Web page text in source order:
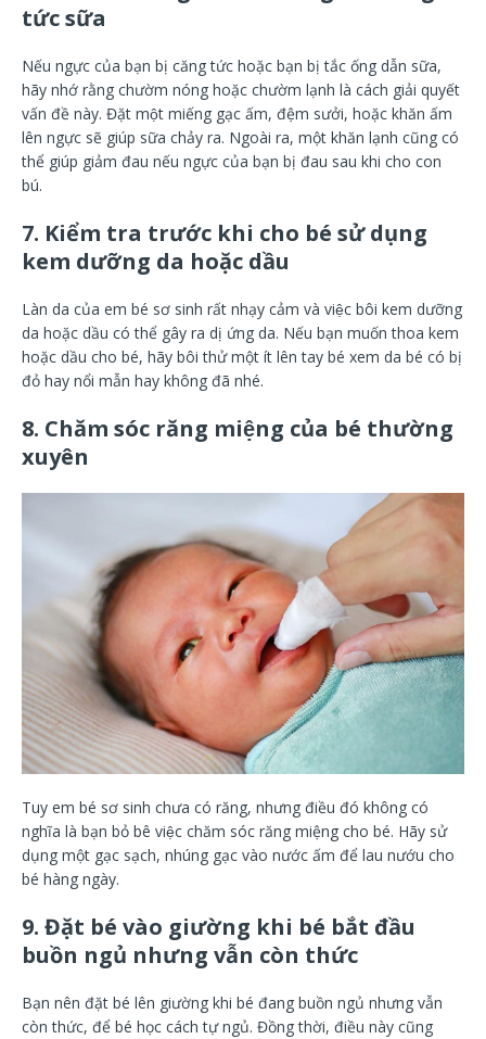
tức sữa
Nếu ngực của bạn bị căng tức hoặc bạn bị tắc ống dẫn sữa,
hãy nhớ rằng chườm nóng hoặc chườm lạnh là cách giải quyết
vấn đề này. Đặt một miếng gạc ấm, đệm sưởi, hoặc khăn ấm
lên ngực sẽ giúp sữa chảy ra. Ngoài ra, một khăn lạnh cũng có
thể giúp giảm đau nếu ngực của bạn bị đau sau khi cho con
bú.
7. Kiểm tra trước khi cho bé sử dụng
kem dưỡng da hoặc dầu
Làn da của em bé sơ sinh rất nhạy cảm và việc bôi kem dưỡng
da hoặc dầu có thể gây ra dị ứng da. Nếu bạn muốn thoa kem
hoặc dầu cho bé, hãy bôi thử một ít lên tay bé xem da bé có bị
đỏ hay nổi mẫn hay không đã nhé.
8. Chăm sóc răng miệng của bé thường
xuyên
Tuy em bé sơ sinh chưa có răng, nhưng điều đó không có
nghĩa là bạn bỏ bê việc chăm sóc răng miệng cho bé. Hãy sử
dụng một gạc sạch, nhúng gạc vào nước ấm để lau nướu cho
bé hàng ngày.
9. Đặt bé vào giường khi bé bắt đầu
buồn ngủ nhưng vẫn còn thức
Bạn nên đặt bé lên giường khi bé đang buồn ngủ nhưng vẫn
còn thức, để bé học cách tự ngủ. Đồng thời, điều này cũng